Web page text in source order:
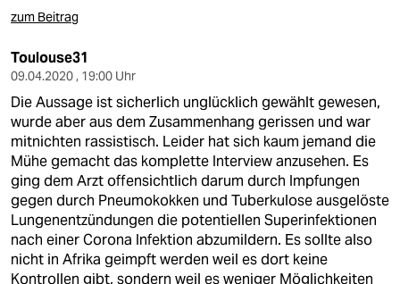
zum Beitrag
Toulouse31
09.04.2020 , 19:00 Uhr
Die Aussage ist sicherlich unglücklich gewählt gewesen,
wurde aber aus dem Zusammenhang gerissen und war
mitnichten rassistisch. Leider hat sich kaum jemand die
Mühe gemacht das komplette Interview anzusehen. Es
ging dem Arzt offensichtlich darum durch Impfungen
gegen durch Pneumokokken und Tuberkulose ausgelöste
Lungenentzündungen die potentiellen Superinfektionen
nach einer Corona Infektion abzumildern. Es sollte also
nicht in Afrika geimpft werden weil es dort keine
Kontrollen gibt, sondern weil es weniger Möglichkeiten